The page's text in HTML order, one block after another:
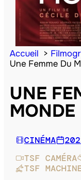
Accueil
Une Femme Du
UNE
MONDE
CINÉMA
TSF CAMÉRA
TSF